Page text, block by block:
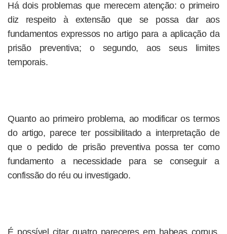
Há dois problemas que merecem atenção: o primeiro
diz respeito à extensão que se possa dar aos
fundamentos expressos no artigo para a aplicação da
prisão preventiva; o segundo, aos seus limites
temporais.
Quanto ao primeiro problema, ao modificar os termos
do artigo, parece ter possibilitado a interpretação de
que o pedido de prisão preventiva possa ter como
fundamento a necessidade para se conseguir a
confissão do réu ou investigado.
É possível citar quatro pareceres em habeas corpus,